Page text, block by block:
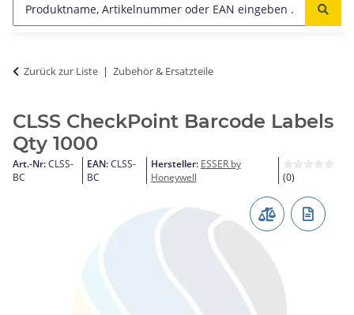
Zurück zur Liste Zubehör & Ersatzteile
CLSS CheckPoint Barcode Labels
Qty 1000
Art.-Nr: CLSS-
BC
EAN: CLSS-
BC
Hersteller: ESSER by
Honeywell
(0)